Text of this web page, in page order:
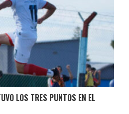
LOS TRES PUNTOS EN EL